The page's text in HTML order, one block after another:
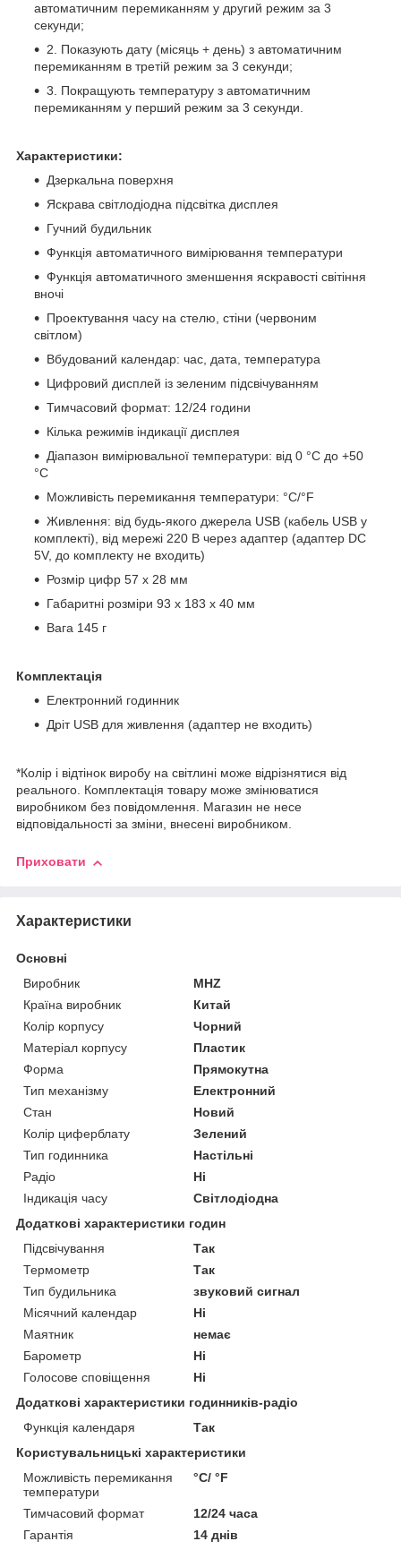
автоматичним перемиканням у другий режим за 3
секунди;
2. Показують дату (місяць + день) з автоматичним
перемиканням в третій режим за 3 секунди;
3. Покращують температуру з автоматичним
перемиканням у перший режим за 3 секунди.
Характеристики:
Дзеркальна поверхня
Яскрава світлодіодна підсвітка дисплея
Гучний будильник
Функція автоматичного вимірювання температури
Функція автоматичного зменшення яскравості світіння
вночі
Проектування часу на стелю, стіни (червоним
світлом)
Вбудований календар: час, дата, температура
Цифровий дисплей із зеленим підсвічуванням
Тимчасовий формат: 12/24 години
Кілька режимів індикації дисплея
Діапазон вимірювальної температури: від 0 °C до +50
°C
Можливість перемикання температури: °С/°F
Живлення: від будь-якого джерела USB (кабель USB у
комплекті), від мережі 220 В через адаптер (адаптер DC
5V, до комплекту не входить)
Розмір цифр 57 х 28 мм
Габаритні розміри 93 х 183 х 40 мм
Вага 145 г
Комплектація
Електронний годинник
Дріт USB для живлення (адаптер не входить)
*Колір і відтінок виробу на світлині може відрізнятися від
реального. Комплектація товару може змінюватися
виробником без повідомлення. Магазин не несе
відповідальності за зміни, внесені виробником.
Приховати
Характеристики
Основні
Виробник
MHZ
Країна виробник
Китай
Колір корпусу
Чорний
Матеріал корпусу
Пластик
Форма
Прямокутна
Тип механізму
Електронний
Стан
Новий
Колір циферблату
Зелений
Тип годинника
Настільні
Радіо
Ні
Індикація часу
Світлодіодна
Додаткові характеристики годин
Підсвічування
Так
Термометр
Так
Тип будильника
звуковий сигнал
Місячний календар
Ні
Маятник
немає
Барометр
Ні
Голосове сповіщення
Ні
Додаткові характеристики годинників-радіо
Функція календаря
Так
Користувальницькі характеристики
Можливість перемикання
температури
°С/ °F
Тимчасовий формат
12/24 часа
Гарантія
14 днів